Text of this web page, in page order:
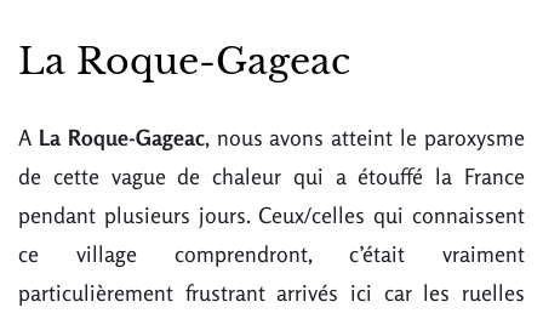
La Roque-Gageac
A La Roque-Gageac, nous avons atteint le paroxysme
de cette vague de chaleur qui a étouffé la France
pendant plusieurs jours. Ceux/celles qui connaissent
ce village comprendront, c’était vraiment
particulièrement frustrant arrivés ici car les ruelles